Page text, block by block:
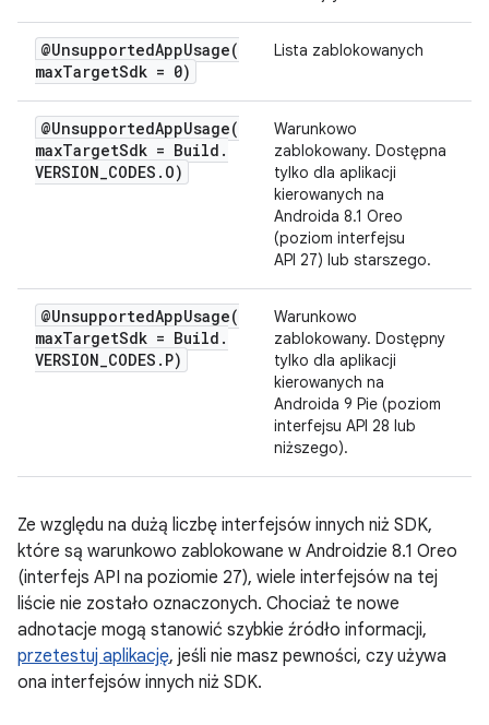
@UnsupportedAppUsage(
maxTargetSdk = 0)
Lista zablokowanych
@UnsupportedAppUsage(
maxTargetSdk = Build .
VERSION_CODES . O)
Warunkowo
zablokowany. Dostępna
tylko dla aplikacji
kierowanych na
Androida 8.1 Oreo
(poziom interfejsu
API 27) lub starszego.
@UnsupportedAppUsage(
maxTargetSdk = Build .
VERSION_CODES . P)
Warunkowo
zablokowany. Dostępny
tylko dla aplikacji
kierowanych na
Androida 9 Pie (poziom
interfejsu API 28 lub
niższego).
Ze względu na dużą liczbę interfejsów innych niż SDK,
które są warunkowo zablokowane w Androidzie 8.1 Oreo
(interfejs API na poziomie 27), wiele interfejsów na tej
liście nie zostało oznaczonych. Chociaż te nowe
adnotacje mogą stanowić szybkie źródło informacji,
przetestuj aplikację, jeśli nie masz pewności, czy używa
ona interfejsów innych niż SDK.